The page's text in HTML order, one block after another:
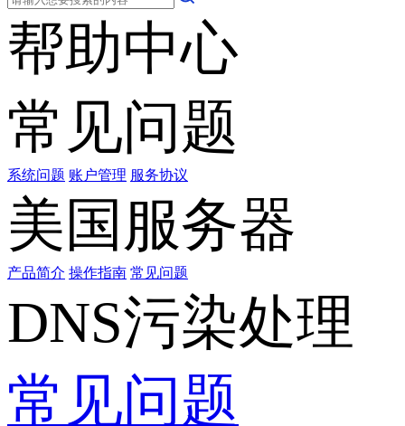
帮助中心
常见问题
系统问题 账户管理 服务协议
美国服务器
产品简介 操作指南 常见问题
DNS污染处理
常见问题